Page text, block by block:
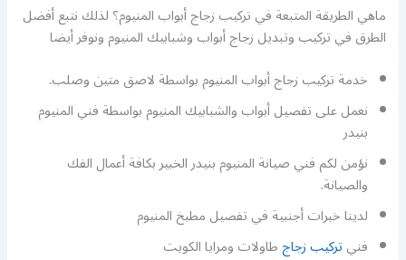
ماهي الطريقة المتبعة في تركيب زجاج أبواب المنيوم؟ لذلك نتبع أفضل
الطرق في تركيب وتبديل زجاج أبواب وشبابيك المنيوم ونوفر أيضا
خدمة تركيب زجاج أبواب المنيوم بواسطة لاصق متين وصلب.
نعمل على تفصيل أبواب والشبابيك المنيوم بواسطة فني المنيوم
بنيدر
نؤمن لكم فني صيانة المنيوم بنيدر الخبير بكافة أعمال الفك
والصيانة.
لدينا خبرات أجنبية في تفصيل مطبخ المنيوم
فنيتركيب زجاجطاولات ومرايا الكويت